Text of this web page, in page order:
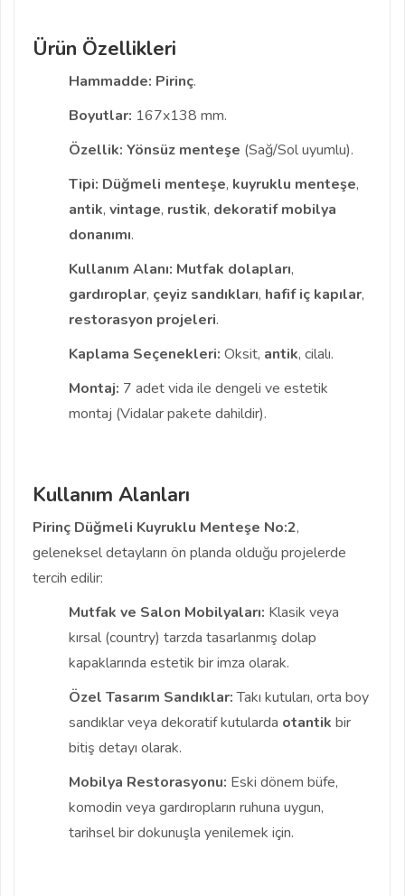
Ürün Özellikleri
Hammadde: Pirinç.
Boyutlar: 167x138 mm.
Özellik: Yönsüz menteşe (Sağ/Sol uyumlu).
Tipi: Düğmeli menteşe, kuyruklu menteşe,
antik, vintage, rustik, dekoratif mobilya
donanımı.
Kullanım Alanı: Mutfak dolapları,
gardıroplar, çeyiz sandıkları, hafif iç kapılar,
restorasyon projeleri.
Kaplama Seçenekleri: Oksit, antik, cilalı.
Montaj: 7 adet vida ile dengeli ve estetik
montaj (Vidalar pakete dahildir).
Kullanım Alanları
Pirinç Düğmeli Kuyruklu Menteşe No:2,
geleneksel detayların ön planda olduğu projelerde
tercih edilir:
Mutfak ve Salon Mobilyaları: Klasik veya
kırsal (country) tarzda tasarlanmış dolap
kapaklarında estetik bir imza olarak.
Özel Tasarım Sandıklar:Takı kutuları, orta boy
sandıklar veya dekoratif kutularda otantik bir
bitiş detayı olarak.
Mobilya Restorasyonu: Eski dönem büfe,
komodin veya gardıropların ruhuna uygun,
tarihsel bir dokunuşla yenilemek için.